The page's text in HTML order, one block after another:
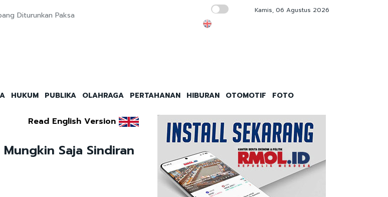
Diturunkan Paksa IKM Didorong Semakin Nyata Menebar
Kamis, 06 Agustus 2026
HUKUM PUBLIKA OLAHRAGA PERTAHANAN HIBURAN OTOMOTIF FOTO
Read English Version
Saja Sindiran